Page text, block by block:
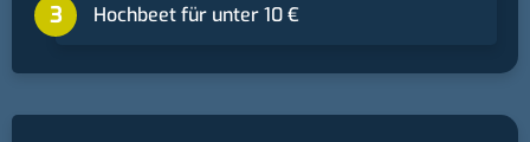
Hochbeet für unter 10 €